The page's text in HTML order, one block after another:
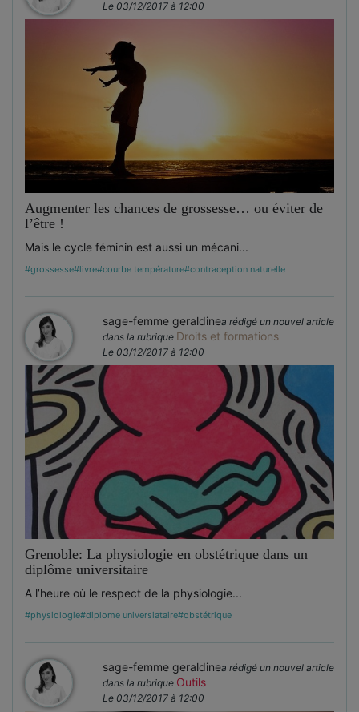
Le 03/12/2017 à 12:00
Augmenter les chances de grossesse… ou éviter de
l’être !
Mais le cycle féminin est aussi un mécani...
#grossesse#livre#courbe température#contraception naturelle
sage-femme geraldinea rédigé un nouvel article
dans la rubrique Droits et formations
Le 03/12/2017 à 12:00
Grenoble: La physiologie en obstétrique dans un
diplôme universitaire
A l’heure où le respect de la physiologie...
#physiologie#diplome universiataire#obstétrique
sage-femme geraldinea rédigé un nouvel article
dans la rubrique Outils
Le 03/12/2017 à 12:00